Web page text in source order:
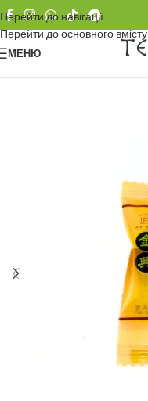
Перейти до навігації
Перейти до основного вмісту
МЕНЮ